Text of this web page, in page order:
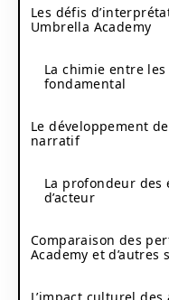
Les défis
Umbrella Academy
La chimie entre
fondamental
Le développement
narratif
La profondeur des
d’acteur
Comparaison des
Academy et d’autres
L’impact culturel